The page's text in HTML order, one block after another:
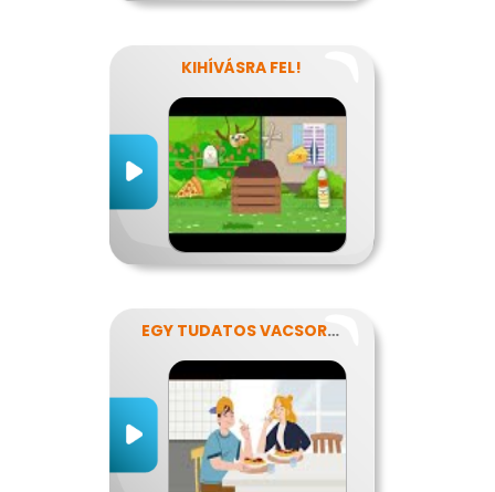
KIHÍVÁSRA FEL!
EGY TUDATOS VACSORA RECEPTJE